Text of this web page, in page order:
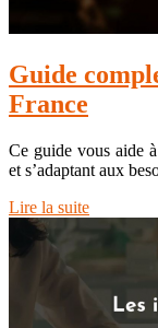
Guide
France
Ce guide vous aide
et s’adaptant aux
Lire la suite